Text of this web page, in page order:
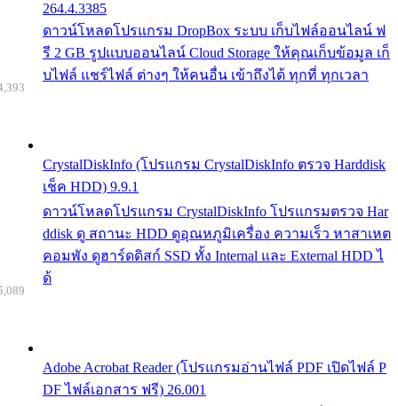
264.4.3385
ดาวน์โหลดโปรแกรม DropBox ระบบ เก็บไฟล์ออนไลน์ ฟ
รี 2 GB รูปแบบออนไลน์ Cloud Storage ให้คุณเก็บข้อมูล เก็
บไฟล์ แชร์ไฟล์ ต่างๆ ให้คนอื่น เข้าถึงได้ ทุกที่ ทุกเวลา
CrystalDiskInfo (โปรแกรม CrystalDiskInfo ตรวจ Harddisk
เช็ค HDD) 9.9.1
ดาวน์โหลดโปรแกรม CrystalDiskInfo โปรแกรมตรวจ Har
ddisk ดู สถานะ HDD ดูอุณหภูมิเครื่อง ความเร็ว หาสาเหต
คอมพัง ดูฮาร์ดดิสก์ SSD ทั้ง Internal และ External HDD ไ
ด้
Adobe Acrobat Reader (โปรแกรมอ่านไฟล์ PDF เปิดไฟล์ P
DF ไฟล์เอกสาร ฟรี) 26.001